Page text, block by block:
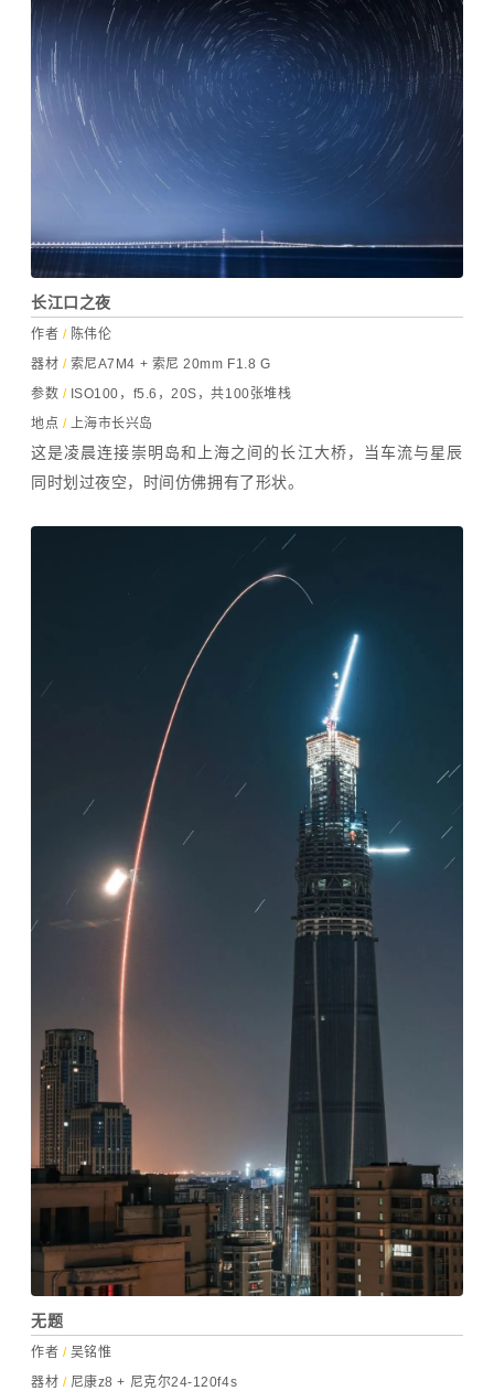
长江口之夜
作者 /陈伟伦
器材 /索尼A7M4 + 索尼 20mm F1.8 G
参数 / ISO100，f5.6，20S，共100张堆栈
地点 /上海市长兴岛
这是凌晨连接崇明岛和上海之间的长江大桥，当车流与星辰
同时划过夜空，时间仿佛拥有了形状。
无题
作者 /吴铭惟
器材 /尼康z8 + 尼克尔24-120f4s